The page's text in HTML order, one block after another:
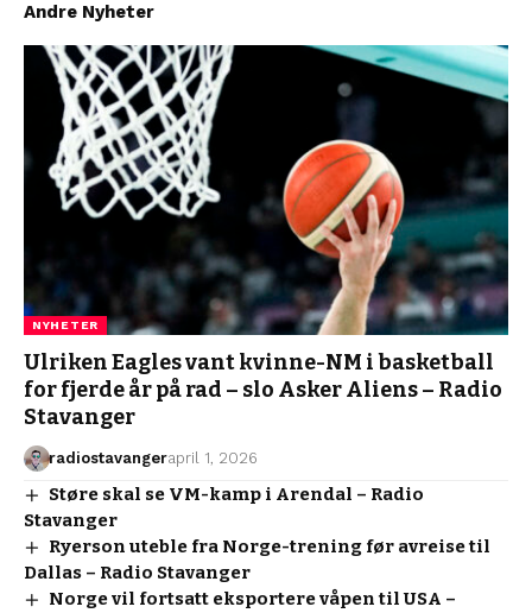
Andre Nyheter
NYHETER
Ulriken Eagles vant kvinne-NM i basketball
for fjerde år på rad – slo Asker Aliens – Radio
Stavanger
radiostavangerapril 1, 2026
Støre skal se VM-kamp i Arendal – Radio
Stavanger
Ryerson uteble fra Norge-trening før avreise til
Dallas – Radio Stavanger
Norge vil fortsatt eksportere våpen til USA –